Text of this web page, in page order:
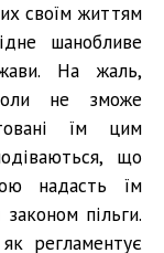
своїм життям
шанобливе
На жаль,
не зможе
їм цим
що
надасть їм
пільги.
регламентує